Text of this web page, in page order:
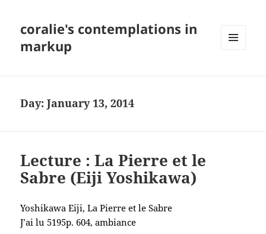
coralie's contemplations in
markup
Day:January 13, 2014
Lecture : La Pierre et le
Sabre (Eiji Yoshikawa)
Yoshikawa Eiji, La Pierre et le Sabre
J’ai lu 5195p. 604, ambiance